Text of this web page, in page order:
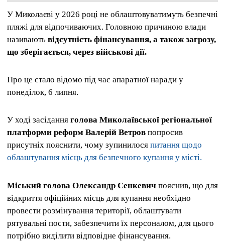
У Миколаєві у 2026 році не облаштовуватимуть безпечні
пляжі для відпочиваючих. Головною причиною влади
називають відсутність фінансування, а також загрозу,
що зберігається, через військові дії.
Про це стало відомо під час апаратної наради у
понеділок, 6 липня.
У ході засідання голова Миколаївської регіональної
платформи реформ Валерій Ветров попросив
присутніх пояснити, чому зупинилося питання щодо
облаштування місць для безпечного купання у місті.
Міський голова Олександр Сенкевич пояснив, що для
відкриття офіційних місць для купання необхідно
провести розмінування території, облаштувати
рятувальні пости, забезпечити їх персоналом, для цього
потрібно виділити відповідне фінансування.